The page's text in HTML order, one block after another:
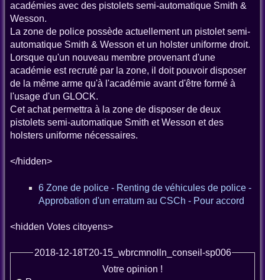
académies avec des pistolets semi-automatique Smith &
Wesson.
La zone de police possède actuellement un pistolet semi-
automatique Smith & Wesson et un holster uniforme droit.
Lorsque qu'un nouveau membre provenant d'une
académie est recruté par la zone, il doit pouvoir disposer
de la même arme qu'à l'académie avant d'être formé à
l'usage d'un GLOCK.
Cet achat permettra à la zone de disposer de deux
pistolets semi-automatique Smith et Wesson et des
holsters uniforme nécessaires.
</hidden>
6 Zone de police - Renting de véhicules de police -
Approbation d'un erratum au CSCh - Pour accord
<hidden Votes citoyens>
2018-12-18T20-15_wbrcmnolln_conseil-sp006
Votre opinion !